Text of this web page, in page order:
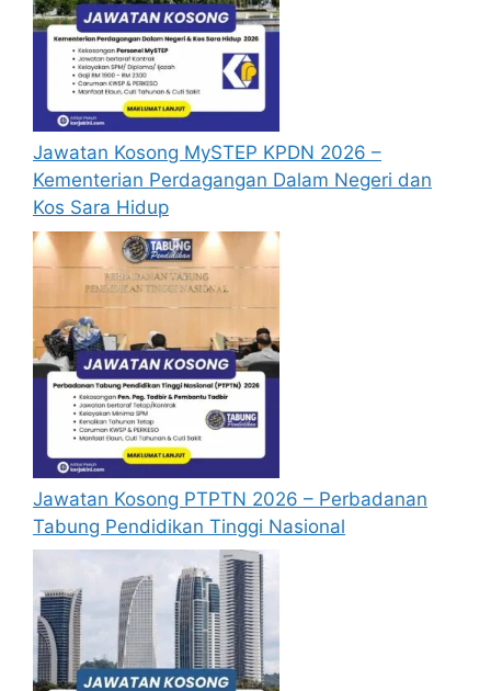
System Implementation Manager (Digital
Transformation)
Facilities Engineer
IT Engineer
Malaysia Communication Manager
Strategic Commodity Mgr
Jawatan Popular :
Baca Juga :Jawatan Kosong ECRL
Dibuka. Ambilan 2025
Syarat Asas Permohonan Lam
Research 2025
Calon hendaklah warganegara Malaysia
berusia tidak kurang daripada 18 tahun
pada tarikh tutup permohonan jawatan.
Berkelayakan dan melepasi syarat-syarat
pelantikan yang telah ditetapkan bagi
setiap Jawatan Kosong Kilang Lam
Research 2025 yang hendak dipohon,
Sila baca pada lampiran yang kami telah
sediakan seperti berikut.
Jawatan Kosong MySTEP KPDN 2026 –
Kementerian Perdagangan Dalam Negeri dan
Kos Sara Hidup
Jawatan Kosong PTPTN 2026 – Perbadanan
Tabung Pendidikan Tinggi Nasional